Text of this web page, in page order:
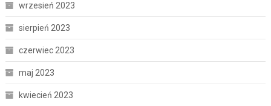
wrzesień 2023
sierpień 2023
czerwiec 2023
maj 2023
kwiecień 2023